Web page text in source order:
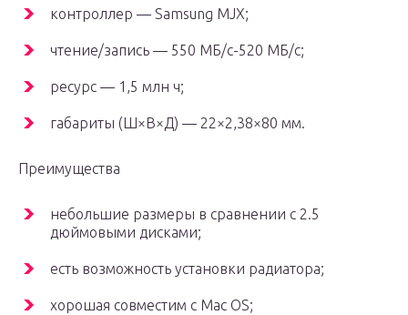
контроллер — Samsung MJX;
чтение/запись — 550 МБ/с-520 МБ/с;
ресурс — 1,5 млн ч;
габариты (Ш×В×Д) — 22×2,38×80 мм.
Преимущества
небольшие размеры в сравнении с 2.5
дюймовыми дисками;
есть возможность установки радиатора;
хорошая совместим с Mac OS;